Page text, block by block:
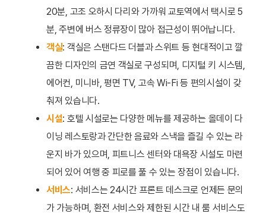
20분, 고조 오하시 다리와 가까워 교토역에서 택시로 5
분, 주변에 버스 정류장이 많아 접근성이 뛰어납니다.
객실: 객실은 스탠다드 더블과 스위트 등 현대적이고 깔
끔한 디자인의 금연 객실로 구성되며, 디지털 키 시스템,
에어컨, 미니바, 평면 TV, 고속 Wi-Fi 등 편의시설이 갖
춰져 있습니다.
시설: 호텔 시설로는 다양한 메뉴를 제공하는 올데이 다
이닝 레스토랑과 간단한 음료와 스낵을 즐길 수 있는 라
운지 바가 있으며, 피트니스 센터와 대욕장 시설도 마련
되어 있어 여행 중 피로를 풀 수 있는 장점이 있습니다.
서비스: 서비스는 24시간 프론트 데스크로 언제든 문의
가 가능하며, 환전 서비스와 제한된 시간 내 룸 서비스도